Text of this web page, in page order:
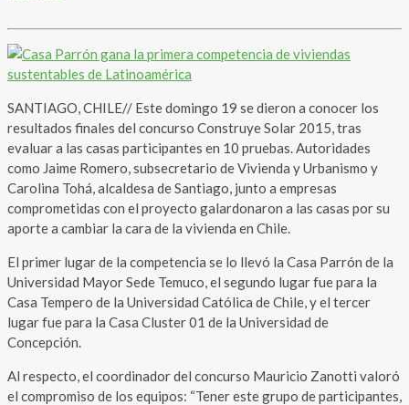
SANTIAGO, CHILE// Este domingo 19 se dieron a conocer los
resultados finales del concurso Construye Solar 2015, tras
evaluar a las casas participantes en 10 pruebas. Autoridades
como Jaime Romero, subsecretario de Vivienda y Urbanismo y
Carolina Tohá, alcaldesa de Santiago, junto a empresas
comprometidas con el proyecto galardonaron a las casas por su
aporte a cambiar la cara de la vivienda en Chile.
El primer lugar de la competencia se lo llevó la Casa Parrón de la
Universidad Mayor Sede Temuco, el segundo lugar fue para la
Casa Tempero de la Universidad Católica de Chile, y el tercer
lugar fue para la Casa Cluster 01 de la Universidad de
Concepción.
Al respecto, el coordinador del concurso Mauricio Zanotti valoró
el compromiso de los equipos: “Tener este grupo de participantes,